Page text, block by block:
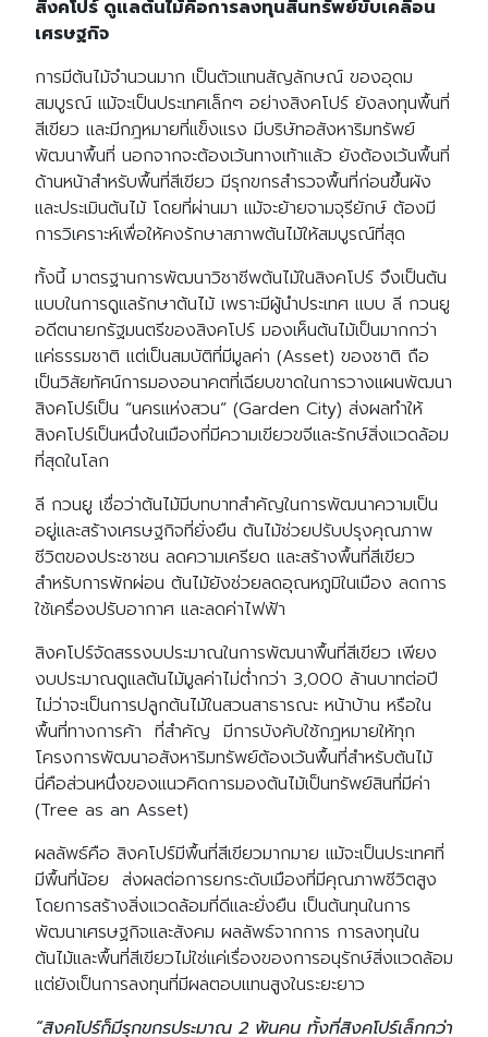
สิงคโปร์ ดูแลต้นไม้คือการลงทุนสินทรัพย์ขับเคลื่อน
เศรษฐกิจ
การมีต้นไม้จำนวนมาก เป็นตัวแทนสัญลักษณ์ ของอุดม
สมบูรณ์ แม้จะเป็นประเทศเล็กๆ อย่างสิงคโปร์ ยังลงทุนพื้นที่
สีเขียว และมีกฎหมายที่แข็งแรง มีบริษัทอสังหาริมทรัพย์
พัฒนาพื้นที่ นอกจากจะต้องเว้นทางเท้าแล้ว ยังต้องเว้นพื้นที่
ด้านหน้าสำหรับพื้นที่สีเขียว มีรุกขกรสำรวจพื้นที่ก่อนขึ้นผัง
และประเมินต้นไม้ โดยที่ผ่านมา แม้จะย้ายจามจุรียักษ์ ต้องมี
การวิเคราะห์เพื่อให้คงรักษาสภาพต้นไม้ให้สมบูรณ์ที่สุด
ทั้งนี้ มาตรฐานการพัฒนาวิชาชีพต้นไม้ในสิงคโปร์ จึงเป็นต้น
แบบในการดูแลรักษาต้นไม้ เพราะมีผู้นำประเทศ แบบ ลี กวนยู
อดีตนายกรัฐมนตรีของสิงคโปร์ มองเห็นต้นไม้เป็นมากกว่า
แค่ธรรมชาติ แต่เป็นสมบัติที่มีมูลค่า (Asset) ของชาติ ถือ
เป็นวิสัยทัศน์การมองอนาคตที่เฉียบขาดในการวางแผนพัฒนา
สิงคโปร์เป็น “นครแห่งสวน” (Garden City) ส่งผลทำให้
สิงคโปร์เป็นหนึ่งในเมืองที่มีความเขียวขจีและรักษ์สิ่งแวดล้อม
ที่สุดในโลก
ลี กวนยู เชื่อว่าต้นไม้มีบทบาทสำคัญในการพัฒนาความเป็น
อยู่และสร้างเศรษฐกิจที่ยั่งยืน ต้นไม้ช่วยปรับปรุงคุณภาพ
ชีวิตของประชาชน ลดความเครียด และสร้างพื้นที่สีเขียว
สำหรับการพักผ่อน ต้นไม้ยังช่วยลดอุณหภูมิในเมือง ลดการ
ใช้เครื่องปรับอากาศ และลดค่าไฟฟ้า
สิงคโปร์จัดสรรงบประมาณในการพัฒนาพื้นที่สีเขียว เพียง
งบประมาณดูแลต้นไม้มูลค่าไม่ต่ำกว่า 3,000 ล้านบาทต่อปี
ไม่ว่าจะเป็นการปลูกต้นไม้ในสวนสาธารณะ หน้าบ้าน หรือใน
พื้นที่ทางการค้า ที่สำคัญ มีการบังคับใช้กฎหมายให้ทุก
โครงการพัฒนาอสังหาริมทรัพย์ต้องเว้นพื้นที่สำหรับต้นไม้
นี่คือส่วนหนึ่งของแนวคิดการมองต้นไม้เป็นทรัพย์สินที่มีค่า
(Tree as an Asset)
ผลลัพธ์คือ สิงคโปร์มีพื้นที่สีเขียวมากมาย แม้จะเป็นประเทศที่
มีพื้นที่น้อย ส่งผลต่อการยกระดับเมืองที่มีคุณภาพชีวิตสูง
โดยการสร้างสิ่งแวดล้อมที่ดีและยั่งยืน เป็นต้นทุนในการ
พัฒนาเศรษฐกิจและสังคม ผลลัพธ์จากการ การลงทุนใน
ต้นไม้และพื้นที่สีเขียวไม่ใช่แค่เรื่องของการอนุรักษ์สิ่งแวดล้อม
แต่ยังเป็นการลงทุนที่มีผลตอบแทนสูงในระยะยาว
“สิงคโปร์ก็มีรุกขกรประมาณ 2 พันคน ทั้งที่สิงคโปร์เล็กกว่า